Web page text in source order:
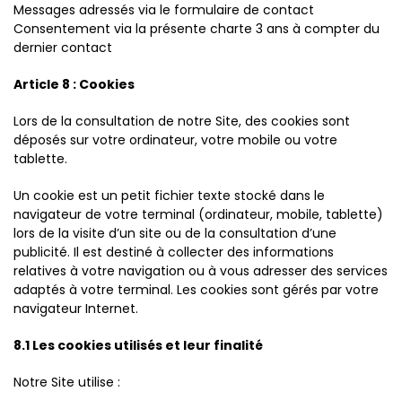
Messages adressés via le formulaire de contact
Consentement via la présente charte 3 ans à compter du
dernier contact
Article 8 : Cookies
Lors de la consultation de notre Site, des cookies sont
déposés sur votre ordinateur, votre mobile ou votre
tablette.
Un cookie est un petit fichier texte stocké dans le
navigateur de votre terminal (ordinateur, mobile, tablette)
lors de la visite d’un site ou de la consultation d’une
publicité. Il est destiné à collecter des informations
relatives à votre navigation ou à vous adresser des services
adaptés à votre terminal. Les cookies sont gérés par votre
navigateur Internet.
8.1 Les cookies utilisés et leur finalité
Notre Site utilise :